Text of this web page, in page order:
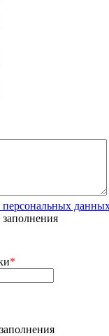
персональных
заполнения
*